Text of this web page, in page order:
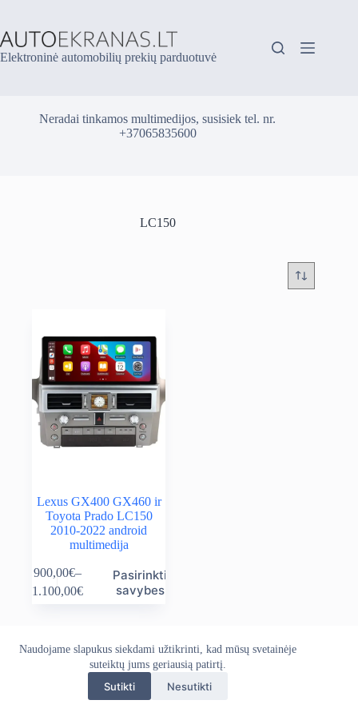
content
Naudojame slapukus siekdami užtikrinti, kad mūsų svetainėje
suteiktų jums geriausią patirtį.
Sutikti Nesutikti
Elektroninė automobilių prekių parduotuvė
Neradai tinkamos multimedijos, susisiek tel. nr.
+37065835600
LC150
Lexus GX400 GX460 ir
Toyota Prado LC150
2010-2022 android
multimedija
900,00€–
1.100,00€
Price
1.100,00€
Pasirinkti
savybes
This
product
has
The
optionsApie mus Grąžinimo politika
Kontaktai
Pristatymo politika
Privatumo politika
Sąlygos ir taisyklės
Autoekranas.lt © 2026 - Visos teisės saugomos. Kopijuoti,